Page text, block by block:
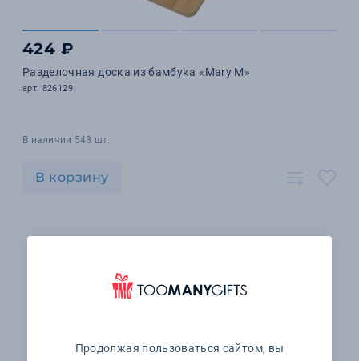
424 ₽
Разделочная доска из бамбука «Mary M»
арт. 826129
В наличии 548 шт.
В корзину
Продолжая пользоваться сайтом, вы